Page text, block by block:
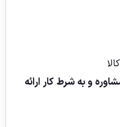
و به شرط کار ارائه